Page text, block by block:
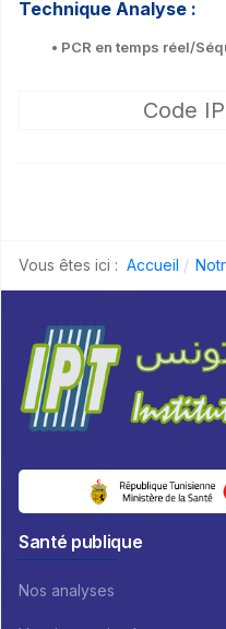
Technique Analyse :
• PCR en temps réel/
Code
Vous êtes ici : Accueil
Santé publique
Nos analyses